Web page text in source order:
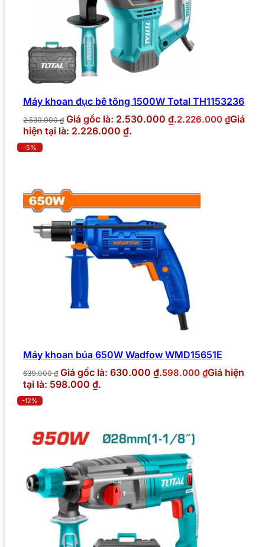
Máy khoan đục bê tông 1500W Total TH1153236
2.530.000₫ Giá gốc là: 2.530.000 ₫.2.226.000 ₫Giá
hiện tại là: 2.226.000 ₫.
-5%
Máy khoan búa 650W Wadfow WMD15651E
630.000₫ Giá gốc là: 630.000 ₫.598.000 ₫Giá hiện
tại là: 598.000 ₫.
-12%